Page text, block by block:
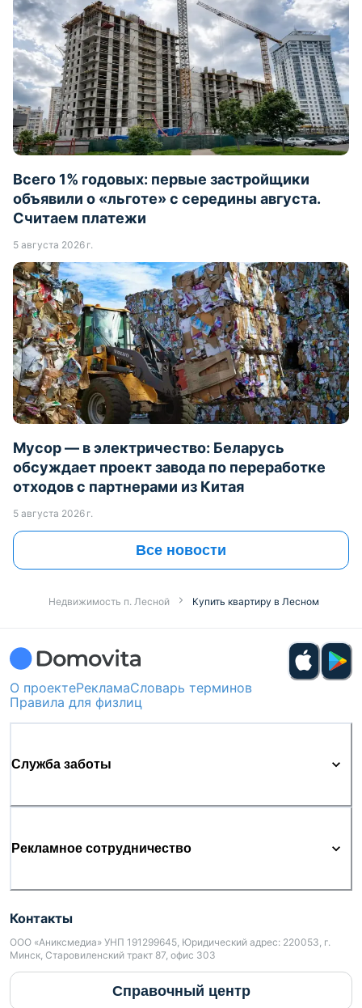
Всего 1% годовых: первые застройщики
объявили о «льготе» с середины августа.
Считаем платежи
5 августа 2026 г.
Мусор — в электричество: Беларусь
обсуждает проект завода по переработке
отходов с партнерами из Китая
5 августа 2026 г.
Все новости
Недвижимость п. Лесной Купить квартиру в Лесном
О проектеРекламаСловарь терминов
Правила для физлиц
Служба заботы
Рекламное сотрудничество
Контакты
ООО «Аниксмедиа» УНП 191299645, Юридический адрес: 220053, г.
Минск, Старовиленский тракт 87, офис 303
Справочный центр